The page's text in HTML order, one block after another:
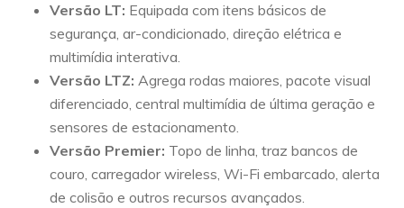
Versão LT: Equipada com itens básicos de
segurança, ar-condicionado, direção elétrica e
multimídia interativa.
Versão LTZ: Agrega rodas maiores, pacote visual
diferenciado, central multimídia de última geração e
sensores de estacionamento.
Versão Premier: Topo de linha, traz bancos de
couro, carregador wireless, Wi-Fi embarcado, alerta
de colisão e outros recursos avançados.